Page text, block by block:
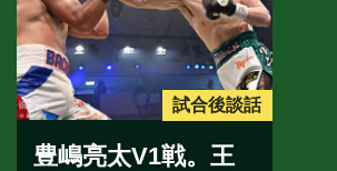
試合後談話
豊嶋亮太V1戦。王